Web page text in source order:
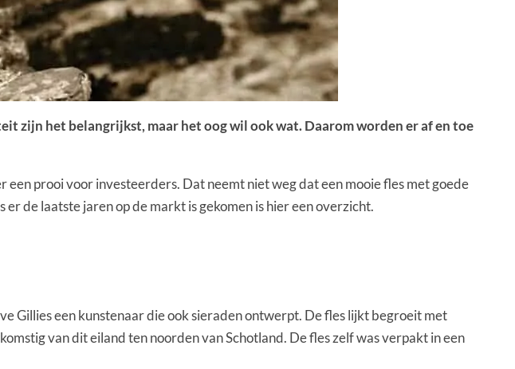
zijn het belangrijkst, maar het oog wil ook wat. Daarom worden er af en toe
prooi voor investeerders. Dat neemt niet weg dat een mooie fles met goede
de laatste jaren op de markt is gekomen is hier een overzicht.
Gillies een kunstenaar die ook sieraden ontwerpt. De fles lijkt begroeit met
van dit eiland ten noorden van Schotland. De fles zelf was verpakt in een